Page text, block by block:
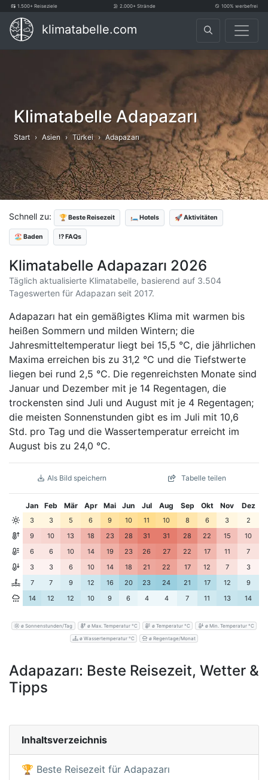
1.500+ Reiseziele 2.000+ Strände 100% werbefrei
klimatabelle.com
Klimatabelle Adapazarı
Start Asien Türkei Adapazarı
Schnell zu: 🏆 Beste Reisezeit 🛏️ Hotels 🚀 Aktivitäten
🏖️ Baden ⁉️ FAQs
Klimatabelle Adapazarı 2026
Täglich aktualisierte Klimatabelle, basierend auf 3.504
Tageswerten für Adapazarı seit 2017.
Adapazarı hat ein gemäßigtes Klima mit warmen bis
heißen Sommern und milden Wintern; die
Jahresmitteltemperatur liegt bei 15,5 °C, die jährlichen
Maxima erreichen bis zu 31,2 °C und die Tiefstwerte
liegen bei rund 2,5 °C. Die regenreichsten Monate sind
Januar und Dezember mit je 14 Regentagen, die
trockensten sind Juli und August mit je 4 Regentagen;
die meisten Sonnenstunden gibt es im Juli mit 10,6
Std. pro Tag und die Wassertemperatur erreicht im
August bis zu 24,0 °C.
Als Bild speichern Tabelle teilen
Jan Feb Mär Apr Mai Jun Jul Aug Sep Okt Nov Dez
3 3 5 6 9 10 11 10 8 6 3
2
9
10 13 18 23 28 31 31 28 22 15
10
6
6 10 14 19 23 26 27 22 17 11
7
3
3 6 10 14 18 21 22 17 12 7
3
7
7 9 12 16 20 23 24 21 17 12
9
14
12 12 10 9 6 4 4 7 11 13 14
ø Sonnenstunden/Tag ø Max. Temperatur °C ø Temperatur °C ø Min. Temperatur °C
ø Wassertemperatur °C ø Regentage/Monat
Adapazarı: Beste Reisezeit, Wetter &
Tipps
Inhaltsverzeichnis
🏆 Beste Reisezeit für Adapazarı